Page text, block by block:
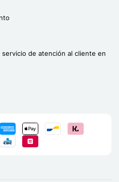
de atención al cliente en